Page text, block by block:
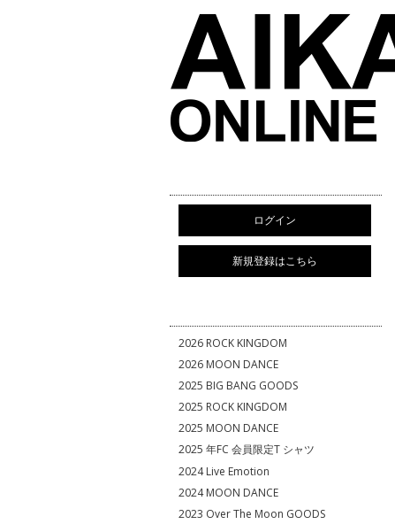
ログイン
新規登録はこちら
2026 ROCK KINGDOM
2026 MOON DANCE
2025 BIG BANG GOODS
2025 ROCK KINGDOM
2025 MOON DANCE
2025 年FC 会員限定T シャツ
2024 Live Emotion
2024 MOON DANCE
2023 Over The Moon GOODS